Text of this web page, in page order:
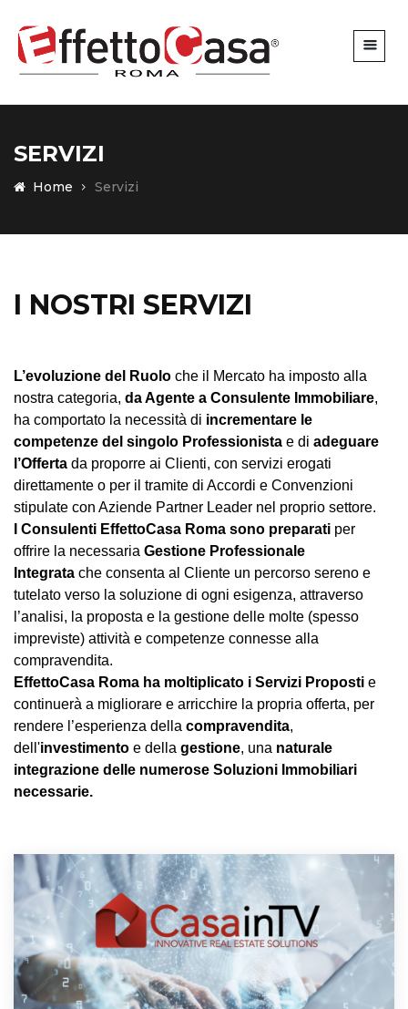
SERVIZI
Home Servizi
I NOSTRI SERVIZI
L’evoluzione del Ruolo che il Mercato ha imposto alla
nostra categoria, da Agente a Consulente Immobiliare,
ha comportato la necessità di incrementare le
competenze del singolo Professionista e di adeguare
l’Offerta da proporre ai Clienti, con servizi erogati
direttamente o per il tramite di Accordi e Convenzioni
stipulate con Aziende Partner Leader nel proprio settore.
I Consulenti EffettoCasa Roma sono preparati per
offrire la necessaria Gestione Professionale
Integrata che consenta al Cliente un percorso sereno e
tutelato verso la soluzione di ogni esigenza, attraverso
l’analisi, la proposta e la gestione delle molte (spesso
impreviste) attività e competenze connesse alla
compravendita.
EffettoCasa Roma ha moltiplicato i Servizi Proposti e
continuerà a migliorare e arricchire la propria offerta, per
rendere l’esperienza della compravendita,
dell'investimento e della gestione, una naturale
integrazione delle numerose Soluzioni Immobiliari
necessarie.